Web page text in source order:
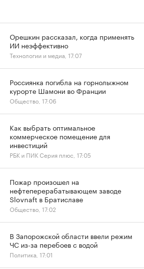
Орешкин рассказал, когда применять
ИИ неэффективно
Технологии и медиа, 17:07
Россиянка погибла на горнолыжном
курорте Шамони во Франции
Общество, 17:06
Как выбрать оптимальное
коммерческое помещение для
инвестиций
РБК и ПИК Серия плюс, 17:05
Пожар произошел на
нефтеперерабатывающем заводе
Slovnaft в Братиславе
Общество, 17:02
В Запорожской области ввели режим
ЧС из-за перебоев с водой
Политика, 17:01